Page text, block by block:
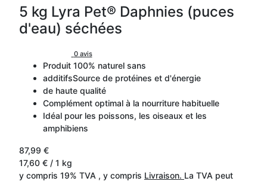
5 kg Lyra Pet® Daphnies (puces
d'eau) séchées
0 avis
Produit 100% naturel sans
additifsSource de protéines et d'énergie
de haute qualité
Complément optimal à la nourriture habituelle
Idéal pour les poissons, les oiseaux et les
amphibiens
87,99 €
17,60 € / 1 kg
y compris 19% TVA , y compris Livraison. La TVA peut